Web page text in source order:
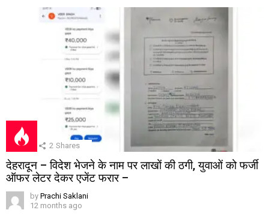
2 Shares
देहरादून – विदेश भेजने के नाम पर लाखों की ठगी, युवाओं को फर्जी
ऑफर लेटर देकर एजेंट फरार –
by Prachi Saklani
12 months ago